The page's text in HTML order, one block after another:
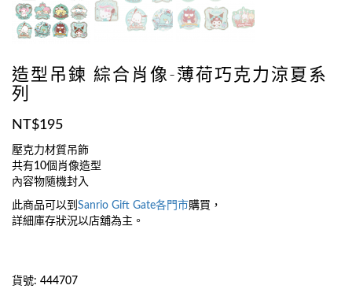
造型吊鍊 綜合肖像-薄荷巧克力涼夏系
列
NT$195
壓克力材質吊飾
共有10個肖像造型
內容物隨機封入
此商品可以到 Sanrio Gift Gate各門市 購買，
詳細庫存狀況以店舖為主。
貨號: 444707